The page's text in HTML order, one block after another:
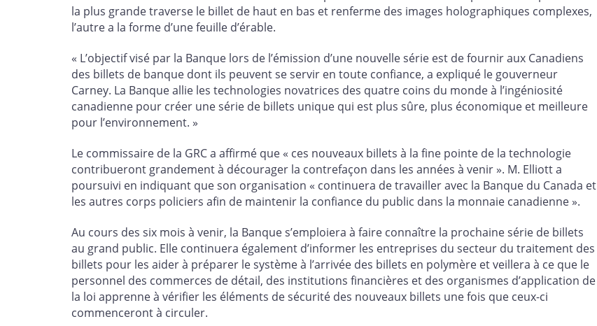
la plus grande traverse le billet de haut en bas et renferme des images holographiques complexes,
l’autre a la forme d’une feuille d’érable.
« L’objectif visé par la Banque lors de l’émission d’une nouvelle série est de fournir aux Canadiens
des billets de banque dont ils peuvent se servir en toute confiance, a expliqué le gouverneur
Carney. La Banque allie les technologies novatrices des quatre coins du monde à l’ingéniosité
canadienne pour créer une série de billets unique qui est plus sûre, plus économique et meilleure
pour l’environnement. »
Le commissaire de la GRC a affirmé que « ces nouveaux billets à la fine pointe de la technologie
contribueront grandement à décourager la contrefaçon dans les années à venir ». M. Elliott a
poursuivi en indiquant que son organisation « continuera de travailler avec la Banque du Canada et
les autres corps policiers afin de maintenir la confiance du public dans la monnaie canadienne ».
Au cours des six mois à venir, la Banque s’emploiera à faire connaître la prochaine série de billets
au grand public. Elle continuera également d’informer les entreprises du secteur du traitement des
billets pour les aider à préparer le système à l’arrivée des billets en polymère et veillera à ce que le
personnel des commerces de détail, des institutions financières et des organismes d’application de
la loi apprenne à vérifier les éléments de sécurité des nouveaux billets une fois que ceux-ci
commenceront à circuler.